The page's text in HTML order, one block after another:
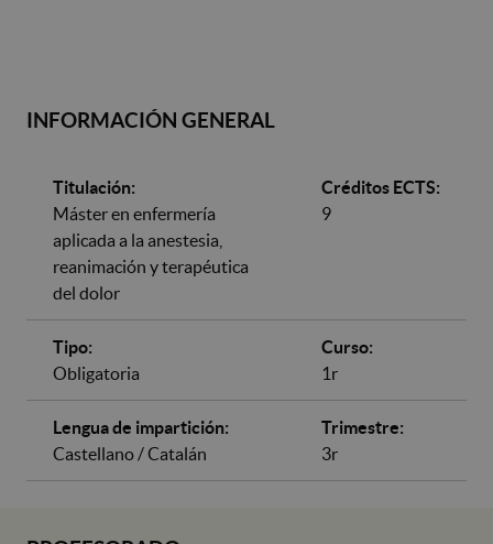
INFORMACIÓN GENERAL
Titulación:
Máster en enfermería
aplicada a la anestesia,
reanimación y terapéutica
del dolor
Créditos ECTS:
9
Tipo:
Obligatoria
Curso:
1r
Lengua de impartición:
Castellano / Catalán
Trimestre:
3r